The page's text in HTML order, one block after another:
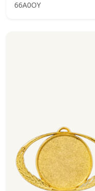
66A0OY